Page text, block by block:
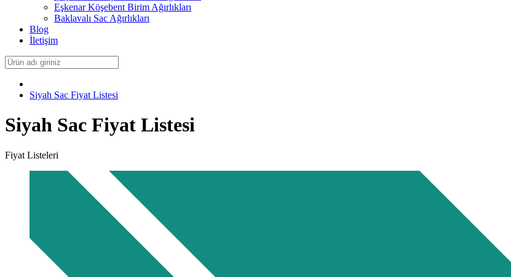
Eşkenar Köşebent Birim Ağırlıkları
Baklavalı Sac Ağırlıkları
Blog
İletişim
Siyah Sac Fiyat Listesi
Siyah Sac Fiyat Listesi
Fiyat Listeleri